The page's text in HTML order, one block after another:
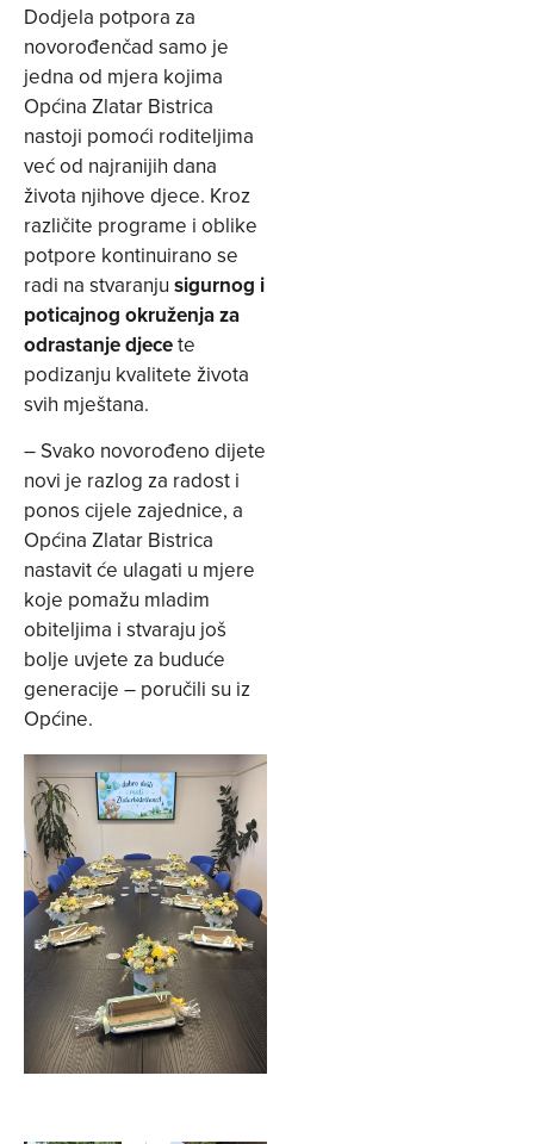
Dodjela potpora za
novorođenčad samo je
jedna od mjera kojima
Općina Zlatar Bistrica
nastoji pomoći roditeljima
već od najranijih dana
života njihove djece. Kroz
različite programe i oblike
potpore kontinuirano se
radi na stvaranju sigurnog i
poticajnog okruženja za
odrastanje djecete
podizanju kvalitete života
svih mještana.
– Svako novorođeno dijete
novi je razlog za radost i
ponos cijele zajednice, a
Općina Zlatar Bistrica
nastavit će ulagati u mjere
koje pomažu mladim
obiteljima i stvaraju još
bolje uvjete za buduće
generacije – poručili su iz
Općine.